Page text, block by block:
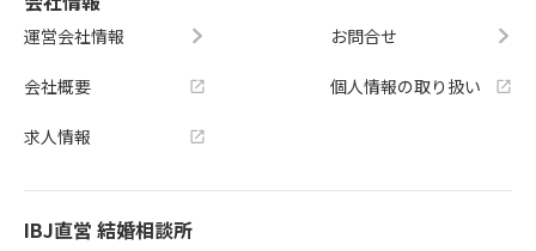
運営会社情報
会社概要
求人情報
お問合せ
個人情報の取り扱い
IBJ直営 結婚相談所